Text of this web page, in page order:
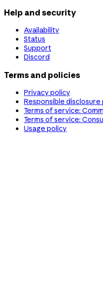
Help and security
Availability
Status
Support
Discord
Terms and policies
Privacy policy
Responsible disclosure
Terms of service:
Terms of service:
Usage policy